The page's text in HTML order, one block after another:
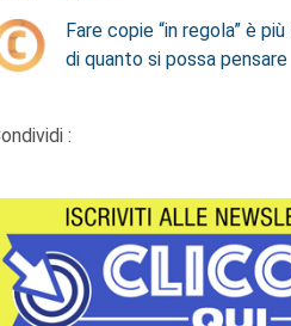
Fare copie “in regola” è
di quanto si possa pensare
: